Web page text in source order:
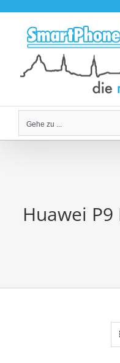
springen
Gehe zu ...
Huawei